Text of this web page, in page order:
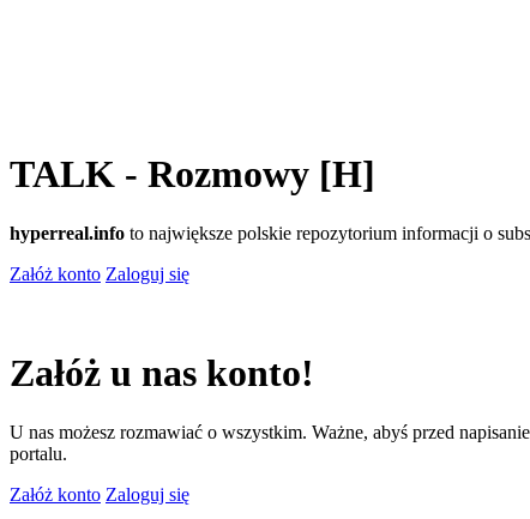
TALK - Rozmowy [H]
hyperreal.info to największe polskie repozytorium informacji o
Załóż konto Zaloguj się
Załóż u nas konto!
U nas możesz rozmawiać o wszystkim. Ważne, abyś przed
portalu.
Załóż konto Zaloguj się